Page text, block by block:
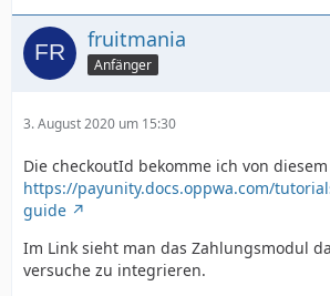
fruitmania
Anfänger
3. August 2020 um 15:30
Die checkoutId bekomme ich von diesem
https://payunity.docs.oppwa.com/
guide
Im Link sieht man das Zahlungsmodul
versuche zu integrieren.